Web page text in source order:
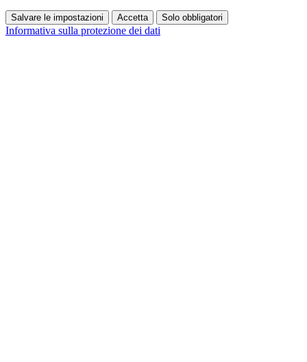
Salvare le impostazioni Accetta Solo obbligatori
Informativa sulla protezione dei dati